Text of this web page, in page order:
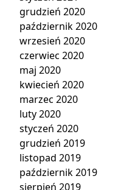
grudzień 2020
październik 2020
wrzesień 2020
czerwiec 2020
maj 2020
kwiecień 2020
marzec 2020
luty 2020
styczeń 2020
grudzień 2019
listopad 2019
październik 2019
sierpień 2019